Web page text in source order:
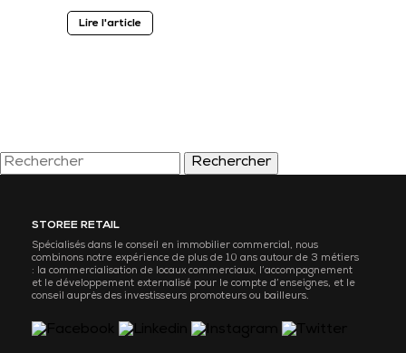
Lire l'article
Rechercher
STOREE RETAIL
Spécialisés dans le conseil en immobilier commercial, nous
combinons notre expérience de plus de 10 ans autour de 3 métiers
: la commercialisation de locaux commerciaux, l’accompagnement
et le développement externalisé pour le compte d’enseignes, et le
conseil auprès des investisseurs promoteurs ou bailleurs.